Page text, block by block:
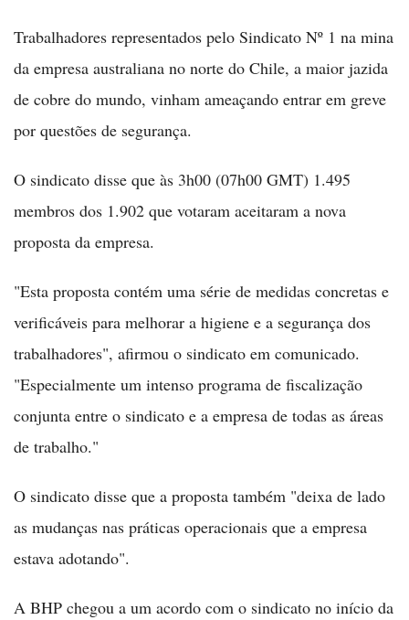
Trabalhadores representados pelo Sindicato Nº 1 na mina
da empresa australiana no norte do Chile, a maior jazida
de cobre do mundo, vinham ameaçando entrar em greve
por questões de segurança.
O sindicato disse que às 3h00 (07h00 GMT) 1.495
membros dos 1.902 que votaram aceitaram a nova
proposta da empresa.
"Esta proposta contém uma série de medidas concretas e
verificáveis para melhorar a higiene e a segurança dos
trabalhadores", afirmou o sindicato em comunicado.
"Especialmente um intenso programa de fiscalização
conjunta entre o sindicato e a empresa de todas as áreas
de trabalho."
O sindicato disse que a proposta também "deixa de lado
as mudanças nas práticas operacionais que a empresa
estava adotando".
A BHP chegou a um acordo com o sindicato no início da